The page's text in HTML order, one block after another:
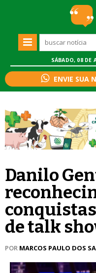
SÁBADO, 08 DE
ENVIE SUA
Danilo
de talk
POR MARCOS PAULO DOS